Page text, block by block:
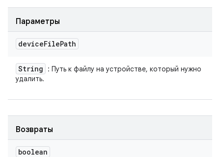
Параметры
deviceFilePath
String
: Путь к файлу на устройстве, который нужно
удалить.
Возвраты
boolean